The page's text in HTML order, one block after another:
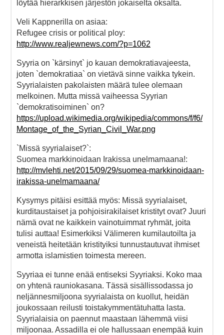
löytää hierarkkisen järjestön jokaiselta oksalta.
Veli Kappnerilla on asiaa:
Refugee crisis or political ploy:
http://www.realjewnews.com/?p=1062
Syyria on `kärsinyt` jo kauan demokratiavajeesta,
joten `demokratiaa` on vietävä sinne vaikka tykein.
Syyrialaisten pakolaisten määrä tulee olemaan
melkoinen. Mutta missä vaiheessa Syyrian
`demokratisoiminen` on?
https://upload.wikimedia.org/wikipedia/commons/f/f6/
Montage_of_the_Syrian_Civil_War.png
`Missä syyrialaiset?`:
Suomea markkinoidaan Irakissa unelmamaana!:
http://mvlehti.net/2015/09/29/suomea-markkinoidaan-
irakissa-unelmamaana/
Kysymys pitäisi esittää myös: Missä syyrialaiset,
kurditaustaiset ja pohjoisirakilaiset kristityt ovat? Juuri
nämä ovat ne kaikkein vainotuimmat ryhmät, joita
tulisi auttaa! Esimerkiksi Välimeren kumilautoilta ja
veneistä heitetään kristityiksi tunnustautuvat ihmiset
armotta islamistien toimesta mereen.
Syyriaa ei tunne enää entiseksi Syyriaksi. Koko maa
on yhtenä rauniokasana. Tässä sisällissodassa jo
neljännesmiljoona syyrialaista on kuollut, heidän
joukossaan reilusti toistakymmentätuhatta lasta.
Syyrialaisia on paennut maastaan lähemmä viisi
miljoonaa. Assadilla ei ole hallussaan enempää kuin